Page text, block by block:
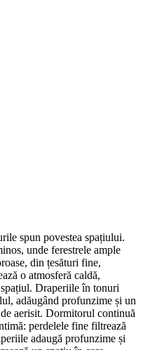
spun povestea spațiului.
unde ferestrele ample
din țesături fine,
o atmosferă caldă,
Draperiile în tonuri
adăugând profunzime și un
aerisit. Dormitorul continuă
perdelele fine filtrează
adaugă profunzime și